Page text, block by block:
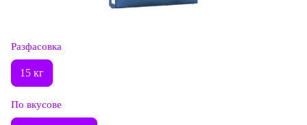
Разфасовка
15 кг
По вкусове